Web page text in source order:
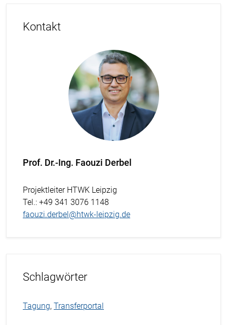
Kontakt
Prof. Dr.-Ing. Faouzi Derbel
Projektleiter HTWK Leipzig
Tel.: +49 341 3076 1148
faouzi.derbel@htwk-leipzig.de
Schlagwörter
Tagung, Transferportal